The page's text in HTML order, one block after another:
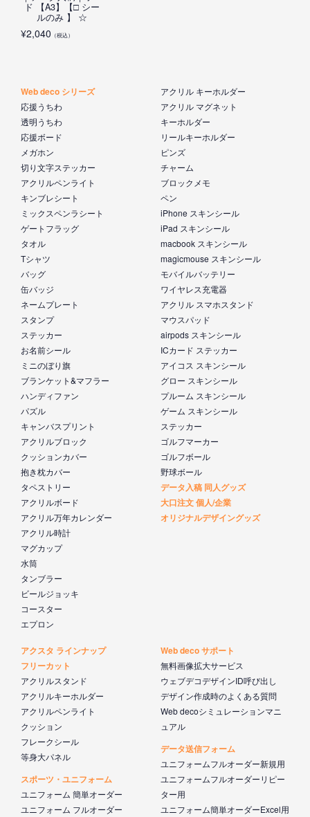
ド 【A3】【□ シー
ルのみ 】 ☆
¥2,040 （税込）
Web deco シリーズ
応援うちわ
透明うちわ
応援ボード
メガホン
切り文字ステッカー
アクリルペンライト
キンブレシート
ミックスペンラシート
ゲートフラッグ
タオル
Tシャツ
バッグ
缶バッジ
ネームプレート
スタンプ
ステッカー
お名前シール
ミニのぼり旗
ブランケット&マフラー
ハンディファン
パズル
キャンバスプリント
アクリルブロック
クッションカバー
抱き枕カバー
タペストリー
アクリルボード
アクリル万年カレンダー
アクリル時計
マグカップ
水筒
タンブラー
ビールジョッキ
コースター
エプロン
アクリル キーホルダー
アクリル マグネット
キーホルダー
リールキーホルダー
ピンズ
チャーム
ブロックメモ
ペン
iPhone スキンシール
iPad スキンシール
macbook スキンシール
magicmouse スキンシール
モバイルバッテリー
ワイヤレス充電器
アクリル スマホスタンド
マウスパッド
airpods スキンシール
ICカード ステッカー
アイコス スキンシール
グロー スキンシール
プルーム スキンシール
ゲーム スキンシール
ステッカー
ゴルフマーカー
ゴルフボール
野球ボール
データ入稿 同人グッズ
大口注文 個人/企業
オリジナルデザイングッズ
アクスタ ラインナップ
フリーカット
アクリルスタンド
アクリルキーホルダー
アクリルペンライト
クッション
フレークシール
等身大パネル
スポーツ・ユニフォーム
ユニフォーム 簡単オーダー
ユニフォーム フルオーダー
Web deco サポート
無料画像拡大サービス
ウェブデコデザインID呼び出し
デザイン作成時のよくある質問
Web decoシミュレーションマニ
ュアル
データ送信フォーム
ユニフォームフルオーダー新規用
ユニフォームフルオーダーリピー
ター用
ユニフォーム簡単オーダーExcel用